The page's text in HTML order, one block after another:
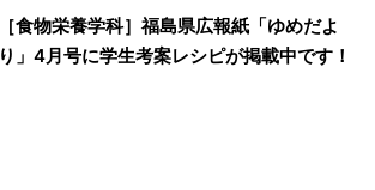
［食物栄養学科］福島県広報紙「ゆめだよ
り」4月号に学生考案レシピが掲載中です！